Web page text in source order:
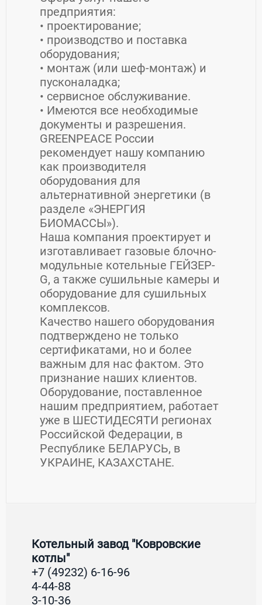
предприятия:
• проектирование;
• производство и поставка
оборудования;
• монтаж (или шеф-монтаж) и
пусконаладка;
• сервисное обслуживание.
• Имеются все необходимые
документы и разрешения.
GREENPEACE России
рекомендует нашу компанию
как производителя
оборудования для
альтернативной энергетики (в
разделе «ЭНЕРГИЯ
БИОМАССЫ»).
Наша компания проектирует и
изготавливает газовые блочно-
модульные котельные ГЕЙЗЕР-
G, а также сушильные камеры и
оборудование для сушильных
комплексов.
Качество нашего оборудования
подтверждено не только
сертификатами, но и более
важным для нас фактом. Это
признание наших клиентов.
Оборудование, поставленное
нашим предприятием, работает
уже в ШЕСТИДЕСЯТИ регионах
Российской Федерации, в
Республике БЕЛАРУСЬ, в
УКРАИНЕ, КАЗАХСТАНЕ.
Страна:Россия
Регион:Владимирская область
Котельный завод "Ковровские
котлы"
+7 (49232) 6-16-96
4-44-88
3-10-36